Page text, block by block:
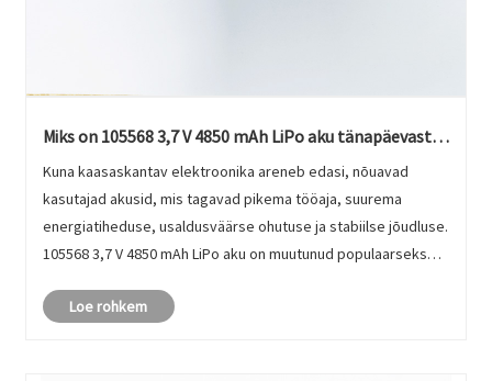
Miks on 105568 3,7 V 4850 mAh LiPo aku tänapäevaste
Kuna kaasaskantav elektroonika areneb edasi, nõuavad
kasutajad akusid, mis tagavad pikema tööaja, suurema
energiatiheduse, usaldusväärse ohutuse ja stabiilse jõudluse.
105568 3,7 V 4850 mAh LiPo aku on muutunud populaarseks
kompaktsed mõõtmed või......
Loe rohkem